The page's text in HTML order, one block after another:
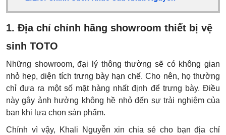
1. Địa chỉ chính hãng showroom thiết bị vệ
sinh TOTO
Những showroom, đại lý thông thường sẽ có không gian
nhỏ hẹp, diện tích trưng bày hạn chế. Cho nên, họ thường
chỉ đưa ra một số mặt hàng nhất định để trưng bày. Điều
này gây ảnh hưởng không hề nhỏ đến sự trải nghiệm của
bạn khi lựa chọn sản phẩm.
Chính vì vậy, Khali Nguyễn xin chia sẻ cho bạn địa chỉ